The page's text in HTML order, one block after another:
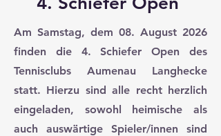
Am Samstag, dem 08. August 2026
finden die 4. Schiefer Open des
Tennisclubs Aumenau Langhecke
statt. Hierzu sind alle recht herzlich
eingeladen, sowohl heimische als
auch auswärtige Spieler/innen sind